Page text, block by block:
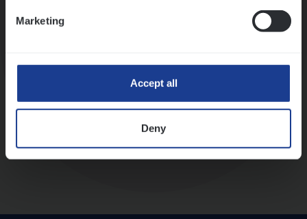
Marketing
Accept all
Deny